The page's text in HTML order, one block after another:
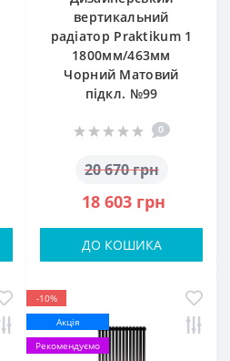
вертикальний
радіатор Praktikum 1
1800мм/463мм
Чорний Матовий
підкл. №99
0
20 670 грн
18 603 грн
ДО КОШИКА
-10%
Акція
Рекомендуємо